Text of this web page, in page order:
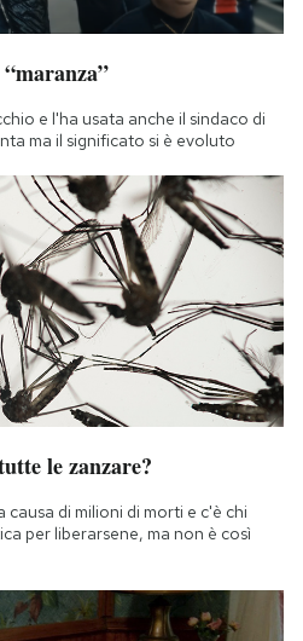
e l'ha usata anche il sindaco di
ma il significato si è evoluto
le zanzare?
di milioni di morti e c'è chi
per liberarsene, ma non è così